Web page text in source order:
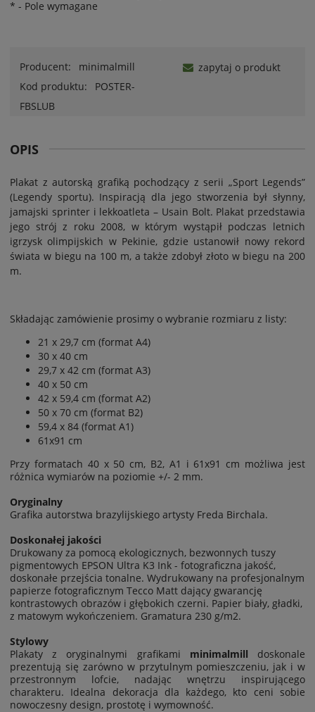
* - Pole wymagane
Producent:
minimalmill
Kod produktu:
POSTER-
FBSLUB
zapytaj o produkt
OPIS
Plakat z autorską grafiką pochodzący z serii „Sport Legends”
(Legendy sportu). Inspiracją dla jego stworzenia był słynny,
jamajski sprinter i lekkoatleta – Usain Bolt. Plakat przedstawia
jego strój z roku 2008, w którym wystąpił podczas letnich
igrzysk olimpijskich w Pekinie, gdzie ustanowił nowy rekord
świata w biegu na 100 m, a także zdobył złoto w biegu na 200
m.
Składając zamówienie prosimy o wybranie rozmiaru z listy:
21 x 29,7 cm (format A4)
30 x 40 cm
29,7 x 42 cm (format A3)
40 x 50 cm
42 x 59,4 cm (format A2)
50 x 70 cm (format B2)
59,4 x 84 (format A1)
61x91 cm
Przy formatach 40 x 50 cm, B2, A1 i 61x91 cm możliwa jest
różnica wymiarów na poziomie +/- 2 mm.
Oryginalny
Grafika autorstwa brazylijskiego artysty Freda Birchala.
Doskonałej jakości
Drukowany za pomocą ekologicznych, bezwonnych tuszy
pigmentowych EPSON Ultra K3 Ink - fotograficzna jakość,
doskonałe przejścia tonalne. Wydrukowany na profesjonalnym
papierze fotograficznym Tecco Matt dający gwarancję
kontrastowych obrazów i głębokich czerni. Papier biały, gładki,
z matowym wykończeniem. Gramatura 230 g/m2.
Stylowy
Plakaty z oryginalnymi grafikami minimalmill doskonale
prezentują się zarówno w przytulnym pomieszczeniu, jak i w
przestronnym lofcie, nadając wnętrzu inspirującego
charakteru. Idealna dekoracja dla każdego, kto ceni sobie
nowoczesny design, prostotę i wymowność.